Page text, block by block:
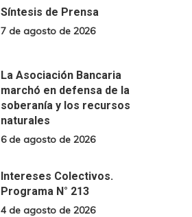
Síntesis de Prensa
7 de agosto de 2026
La Asociación Bancaria
marchó en defensa de la
soberanía y los recursos
naturales
6 de agosto de 2026
Intereses Colectivos.
Programa N° 213
4 de agosto de 2026